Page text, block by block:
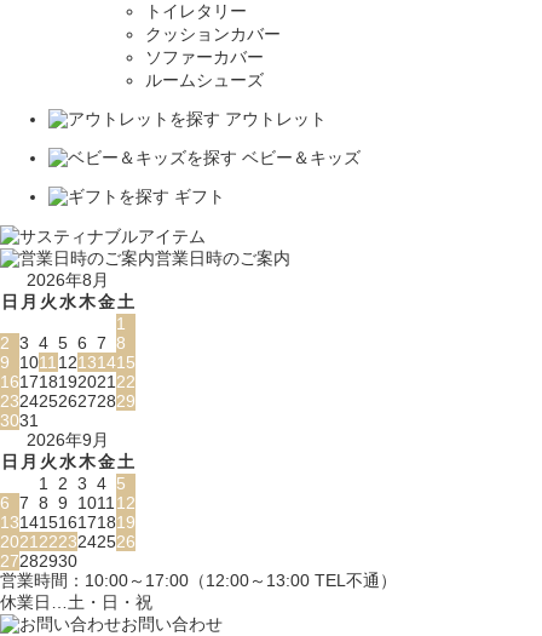
トイレタリー
クッションカバー
ソファーカバー
ルームシューズ
アウトレット
ベビー＆キッズ
ギフト
営業日時のご案内
2026年8月
日 月 火水木金土
1
2 3 4 5 6 7 8
9
101112131415
16171819202122
23242526272829
3031
2026年9月
日 月 火水木金土
1 2 3 4 5
6 7 8 9 101112
13141516171819
20212223242526
27282930
営業時間：10:00～17:00（12:00～13:00 TEL不通）
休業日…土・日・祝
お問い合わせ